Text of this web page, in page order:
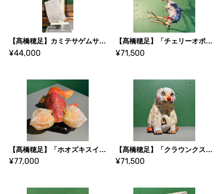
【髙橋穂足】カミテサゲムササビ専用 販売機・手提げ袋
¥44,000
【髙橋穂足】「チェリーオポッサム」
¥71,500
【髙橋穂足】「ホオズキスイホウガン（鬼灯水泡眼）」
¥77,000
【髙橋穂足】「クラウンクスクス」
¥71,500